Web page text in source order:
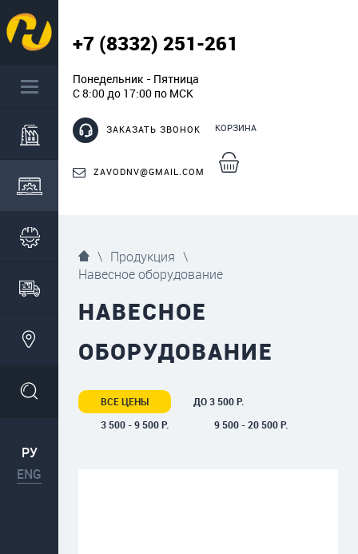
РУ
ENG
+7 (8332) 251-261
Понедельник - Пятница
С 8:00 до 17:00 по МСК
ЗАКАЗАТЬ ЗВОНОК
ZAVODNV@GMAIL.COM
КОРЗИНА
\ Продукция \
Навесное оборудование
НАВЕСНОЕ
ОБОРУДОВАНИЕ
ВСЕ ЦЕНЫ
ДО 3 500 Р.
3 500 - 9 500 Р.
9 500 - 20 500 Р.